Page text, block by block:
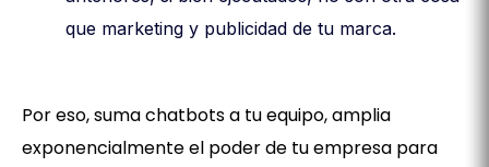
que marketing y publicidad de tu marca.
Por eso, suma chatbots a tu equipo, amplia
exponencialmente el poder de tu empresa para